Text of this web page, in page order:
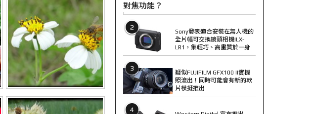
對焦功能？
2
Sony發表適合安裝在無人機的
全片幅可交換鏡頭相機ILX-
LR1，集輕巧、高畫質於一身
3
疑似FUJIFILM GFX100 II實機
照流出！同時可能會有新的軟
片模擬推出
4